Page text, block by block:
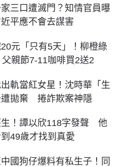
三口遭滅門？知情官員曝
平應不會去謀害
元「只有5天」！柳橙綠
親節7-11咖啡買2送2
軌當紅女星！沈時華「生
遭拋棄 捲詐欺案神隱
生！譚以欣118字發聲 他
49歲才找到真愛
國狗仔爆料有私生子！同